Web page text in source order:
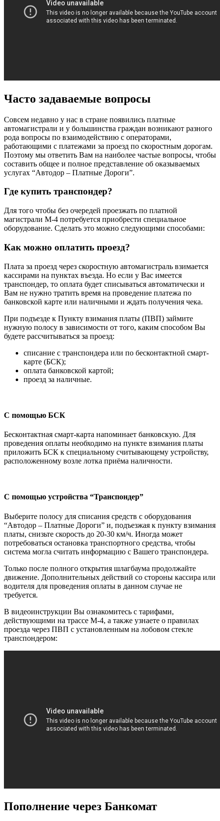
Часто задаваемые вопросы
Совсем недавно у нас в стране появились платные
автомагистрали и у большинства граждан возникают разного
рода вопросы по взаимодействию с операторами,
работающими с платежами за проезд по скоростным дорогам.
Поэтому мы ответить Вам на наиболее частые вопросы, чтобы
составить общее и полное представление об оказываемых
услугах “Автодор – Платные Дороги”.
Где купить транспондер?
Для того чтобы без очередей проезжать по платной
магистрали М-4 потребуется приобрести специальное
оборудование. Сделать это можно следующими способами:
Как можно оплатить проезд?
Плата за проезд через скоростную автомагистраль взимается
кассирами на пунктах въезда. Но если у Вас имеется
транспондер, то оплата будет списываться автоматически и
Вам не нужно тратить время на проведение платежа по
банковской карте или наличными и ждать получения чека.
При подъезде к Пункту взимания платы (ПВП) займите
нужную полосу в зависимости от того, каким способом Вы
будете рассчитываться за проезд:
списание с транспондера или по бесконтактной смарт-
карте (БСК);
оплата банковской картой;
проезд за наличные.
С помощью БСК
Бесконтактная смарт-карта напоминает банковскую. Для
проведения оплаты необходимо на пункте взимания платы
приложить БСК к специальному считывающему устройству,
расположенному возле лотка приёма наличности.
С помощью устройства “Транспондер”
Выберите полосу для списания средств с оборудования
“Автодор – Платные Дороги” и, подъезжая к пункту взимания
платы, снизьте скорость до 20-30 км/ч. Иногда может
потребоваться остановка транспортного средства, чтобы
система могла считать информацию с Вашего транспондера.
Только после полного открытия шлагбаума продолжайте
движение. Дополнительных действий со стороны кассира или
водителя для проведения оплаты в данном случае не
требуется.
В видеоинструкции Вы ознакомитесь с тарифами,
действующими на трассе М-4, а также узнаете о правилах
проезда через ПВП с установленным на лобовом стекле
транспондером:
Пополнение через Банкомат